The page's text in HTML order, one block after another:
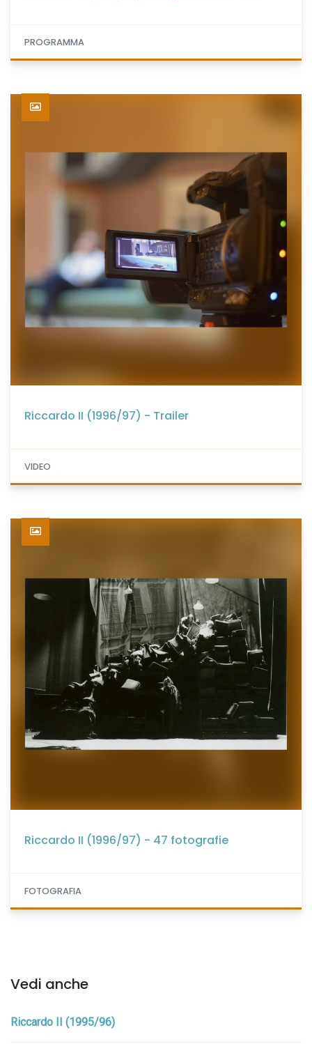
PROGRAMMA
Riccardo II (1996/97) - Trailer
VIDEO
Riccardo II (1996/97) - 47 fotografie
FOTOGRAFIA
Vedi anche
Riccardo II (1995/96)